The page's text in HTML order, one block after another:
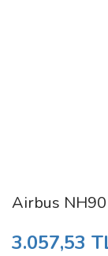
Airbus
3.057,53